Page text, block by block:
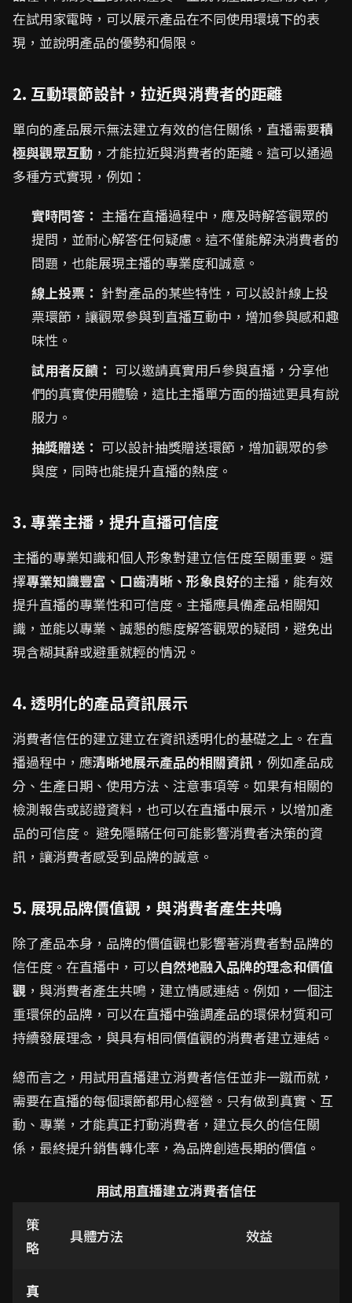
在試用家電時，可以展示產品在不同使用環境下的表
現，並說明產品的優勢和侷限。
2. 互動環節設計，拉近與消費者的距離
單向的產品展示無法建立有效的信任關係，直播需要積
極與觀眾互動 ，才能拉近與消費者的距離。這可以通過
多種方式實現，例如：
實時問答： 主播在直播過程中，應及時解答觀眾的
提問，並耐心解答任何疑慮。這不僅能解決消費者的
問題，也能展現主播的專業度和誠意。
線上投票： 針對產品的某些特性，可以設計線上投
票環節，讓觀眾參與到直播互動中，增加參與感和趣
味性。
試用者反饋： 可以邀請真實用戶參與直播，分享他
們的真實使用體驗，這比主播單方面的描述更具有說
服力。
抽獎贈送： 可以設計抽獎贈送環節，增加觀眾的參
與度，同時也能提升直播的熱度。
3. 專業主播，提升直播可信度
主播的專業知識和個人形象對建立信任度至關重要。選
擇專業知識豐富、口齒清晰、形象良好的主播，能有效
提升直播的專業性和可信度。主播應具備產品相關知
識，並能以專業、誠懇的態度解答觀眾的疑問，避免出
現含糊其辭或避重就輕的情況。
4. 透明化的產品資訊展示
消費者信任的建立建立在資訊透明化的基礎之上。在直
播過程中，應清晰地展示產品的相關資訊 ，例如產品成
分、生產日期、使用方法、注意事項等。如果有相關的
檢測報告或認證資料，也可以在直播中展示，以增加產
品的可信度。 避免隱瞞任何可能影響消費者決策的資
訊，讓消費者感受到品牌的誠意。
5. 展現品牌價值觀，與消費者產生共鳴
除了產品本身，品牌的價值觀也影響著消費者對品牌的
信任度。在直播中，可以自然地融入品牌的理念和價值
觀 ，與消費者產生共鳴，建立情感連結。例如，一個注
重環保的品牌，可以在直播中強調產品的環保材質和可
持續發展理念，與具有相同價值觀的消費者建立連結。
總而言之，用試用直播建立消費者信任並非一蹴而就，
需要在直播的每個環節都用心經營。只有做到真實、互
動、專業，才能真正打動消費者，建立長久的信任關
係，最終提升銷售轉化率，為品牌創造長期的價值。
用試用直播建立消費者信任
策
略
具體方法 效益
真